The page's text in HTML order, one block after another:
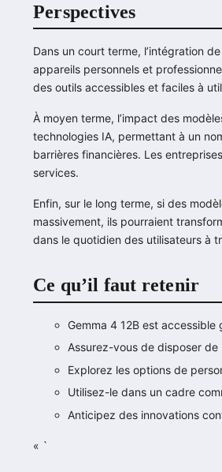
Perspectives
Dans un court terme, l’intégration
appareils personnels et
des outils accessibles et faciles à
À moyen terme, l’impact des
technologies IA, permettant à un
barrières financières. Les
services.
Enfin, sur le long terme, si des
massivement, ils pourraient
dans le quotidien des utilisateurs à
Ce qu’il faut retenir
Gemma 4 12B est
Assurez-vous de disposer de
Explorez les options de
Utilisez-le dans un cadre
Anticipez des innovations
« `